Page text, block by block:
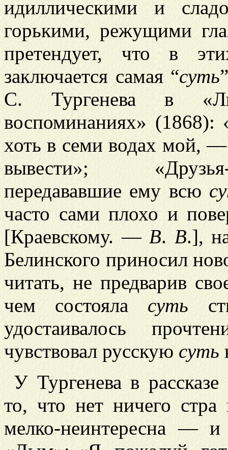
идиллическими и
горькими, режущими
претендует, что в
заключается самая “суть
С. Тургенева в
воспоминаниях» (1868):
хоть в семи водах мой,
вывести»;
передававшие ему всю
часто сами плохо и
[Краевскому. — В. В.],
Белинского приносил
читать, не предварив
чем состояла суть
удостаивалось
чувствовал русскую суть
У Тургенева в
то, что нет ничего стра
мелко-неинтересна —